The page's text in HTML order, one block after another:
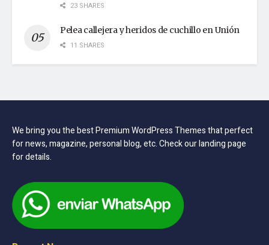
23 SHARES
Pelea callejera y heridos de cuchillo en Unión
11 SHARES
We bring you the best Premium WordPress Themes that perfect
for news, magazine, personal blog, etc. Check our landing page
for details.